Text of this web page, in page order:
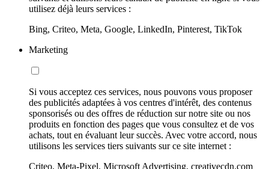
utilisez déjà leurs services :
Bing, Criteo, Meta, Google, LinkedIn, Pinterest, TikTok
Marketing
Si vous acceptez ces services, nous pouvons vous proposer
des publicités adaptées à vos centres d'intérêt, des contenus
sponsorisés ou des offres de réduction sur notre site ou nos
produits en fonction des pages que vous consultez et de vos
achats, tout en évaluant leur succès. Avec votre accord, nous
utilisons les services tiers suivants sur ce site internet :
Criteo, Meta-Pixel, Microsoft Advertising, creativecdn.com